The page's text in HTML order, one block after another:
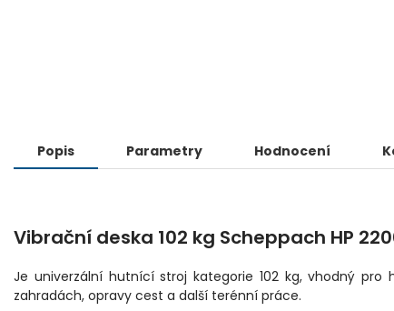
Popis Parametry Hodnocení
Vibrační deska 102 kg Scheppach HP
Je univerzální hutnící stroj kategorie 102 kg, vhodný
zahradách, opravy cest a další terénní práce.